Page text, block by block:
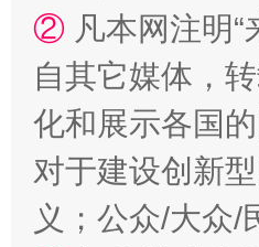
② 凡本网注明
自其它媒体，
化和展示各国
对于建设创新
义；公众/大众/